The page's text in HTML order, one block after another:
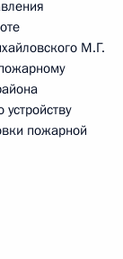
М.Г.
пожарной